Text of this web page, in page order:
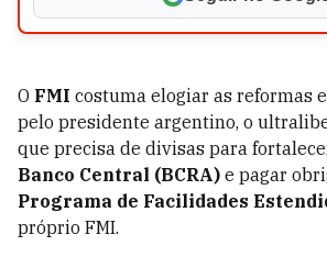
O FMI costuma elogiar as reformas
pelo presidente argentino, o
que precisa de divisas para
Banco Central (BCRA) e pagar
Programa de Facilidades
próprio FMI.